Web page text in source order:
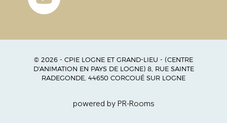
© 2026 - CPIE LOGNE ET GRAND-LIEU - (CENTRE
D'ANIMATION EN PAYS DE LOGNE) 8, RUE SAINTE
RADEGONDE, 44650 CORCOUÉ SUR LOGNE
powered by PR-Rooms